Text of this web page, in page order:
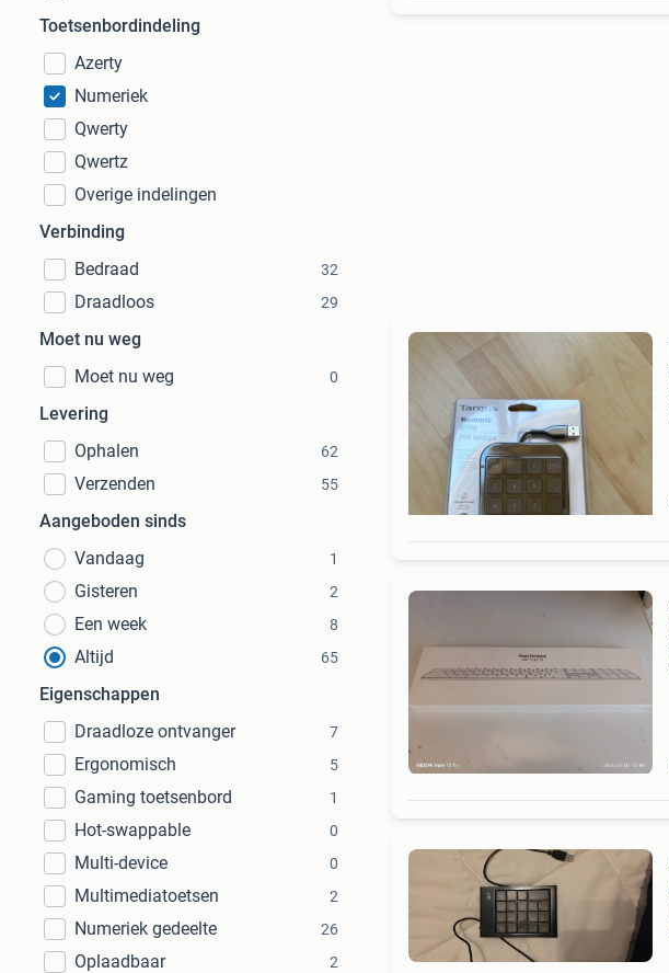
Toetsenbordindeling
Azerty
Numeriek
Qwerty
Qwertz
Overige indelingen
Verbinding
Bedraad
32
Draadloos 29
Moet nu weg
Moet nu weg
0
Levering
Ophalen
62
Verzenden 55
Aangeboden sinds
Vandaag
1
Gisteren 2
Een week 8
Altijd 65
Eigenschappen
Draadloze ontvanger
7
Ergonomisch 5
Gaming toetsenbord 1
Hot-swappable 0
Multi-device 0
Multimediatoetsen 2
Numeriek gedeelte 26
Oplaadbaar 2